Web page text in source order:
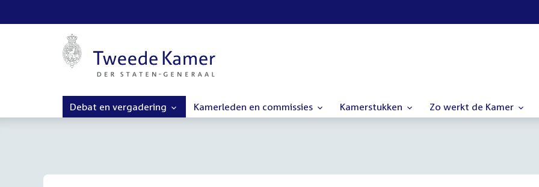
Debat en vergadering Kamerleden en commissies Kamerstukken Zo werkt de Kamer